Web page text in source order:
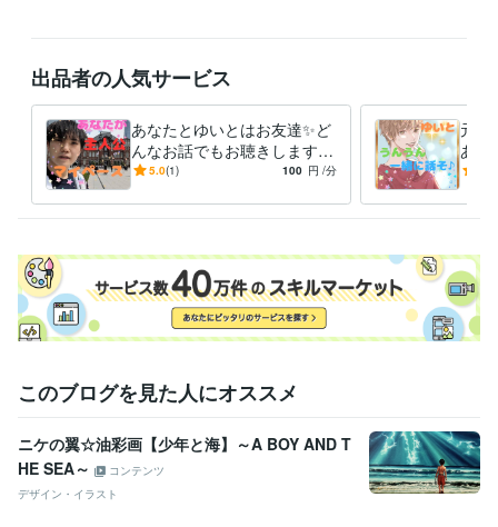
とりあえず5分だけでもやってみる✨
そうすると意外と続いたりしますよ✨
勇気がいるのは最初だけです✨
気軽にコメントなどくれると
ゆいとは飛んで喜びます✨☘️
ぜひお聴かせくださると嬉しいです✨☘️
受賞歴
ココナラ出品開始 note ブログ開始
ココナラ　レギュラーランク達
成 ココナラ　ブロンズランク達成 ココナラ　シルバーランク達成
資格・検定
上級心理カウンセラー 取得年 : 2024年
ビジネス・クリエイティブツール
Canva:1年
行動力:99年 意外性思考:99年
出品者の人気サービス
あなたとゆいとはお友達✨ど
んなお話でもお聴きします
あなたの人生の主人公はあな
せんか☘
5.0(1) 100 円 /分
元気
あな
試し
このブログを見た人にオススメ
ニケの翼☆油彩画【少年と海】～A BOY AND T
HE SEA～
コンテンツ
デザイン・イラスト